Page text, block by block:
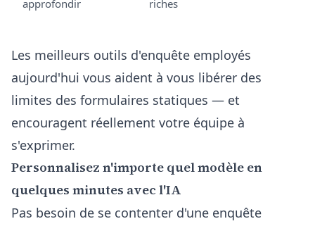
approfondir
riches
Les meilleurs outils d'enquête employés
aujourd'hui vous aident à vous libérer des
limites des formulaires statiques — et
encouragent réellement votre équipe à
s'exprimer.
Personnalisez n'importe quel modèle en
quelques minutes avec l'IA
Pas besoin de se contenter d'une enquête